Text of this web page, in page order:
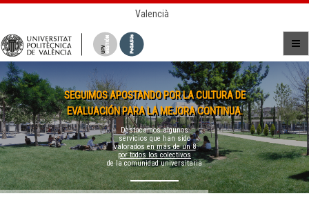
Valencià
SEGUIMOS APOSTANDO POR LA CULTURA DE
EVALUACIÓN PARA LA MEJORA CONTINUA.
Destacamos algunos
servicios que han sido
valorados enmás de un 8
por todos los colectivos
de la comunidad universitaria